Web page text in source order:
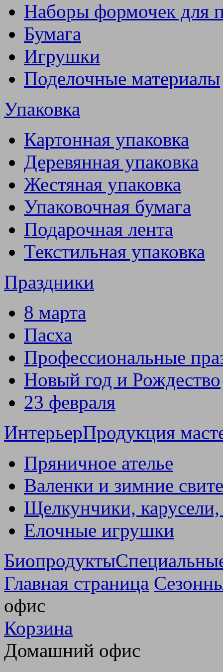
Наборы формочек для
Бумага
Игрушки
Поделочные материалы
Упаковка
Картонная упаковка
Деревянная упаковка
Жестяная упаковка
Упаковочная бумага
Подарочная лента
Текстильная упаковка
Праздники
8 марта
Пасха
Профессиональные
Новый год и Рождество
23 февраля
ИнтерьерПродукция
Пряничное ателье
Валенки и зимние
Щелкунчики, карусели,
Елочные игрушки
Биопродукты
Главная страница
офис
Корзина
Домашний офис